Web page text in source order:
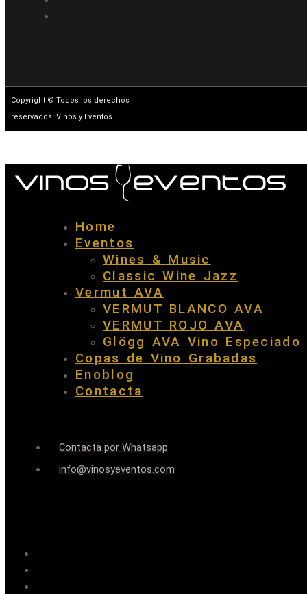
Copyright © Todos los derechos
reservados. Vinos y Eventos
Home
Eventos
Wines & Music
Classic Wine Jazz
Vermut AVA
VERMUT BLANCO AVA
VERMUT ROJO AVA
Glögg AVA Vino Especiado
Copas de Vino Grabadas
Enoblog
Contacta
Contacta por Whatsapp
info@vinosyeventos.com